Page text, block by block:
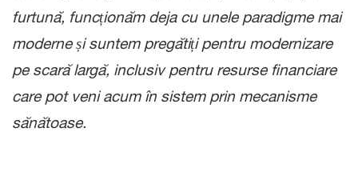
furtună, funcționăm deja cu unele paradigme mai
moderne și suntem pregătiți pentru modernizare
pe scară largă, inclusiv pentru resurse financiare
care pot veni acum în sistem prin mecanisme
sănătoase.